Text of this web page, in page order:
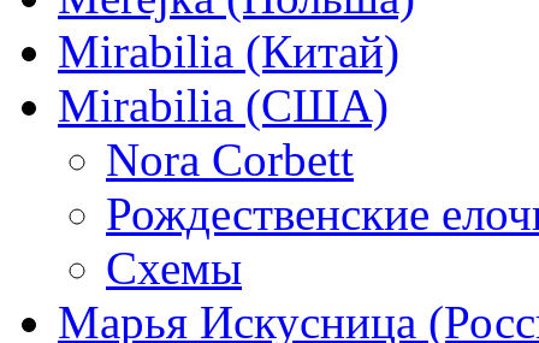
Mirabilia (Китай)
Mirabilia (США)
Nora Corbett
Рождественские
Схемы
Марья Искусница